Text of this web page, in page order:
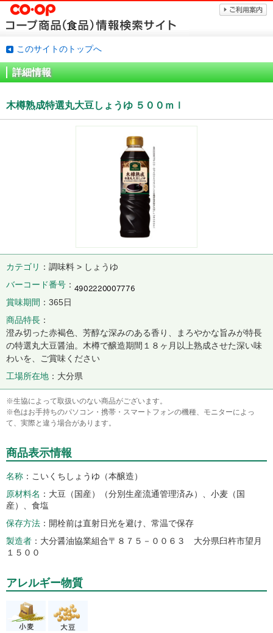
このサイトのトップへ
詳細情報
木樽熟成特選丸大豆しょうゆ ５００ｍｌ
カテゴリ
調味料 > しょうゆ
バーコード番号
賞味期間
365日
商品特長
澄み切った赤褐色、芳醇な深みのある香り、まろやかな旨みが特長
の特選丸大豆醤油。木樽で醸造期間１８ヶ月以上熟成させた深い味
わいを、ご賞味ください
工場所在地
大分県
※生協によって取扱いのない商品がございます。
※色はお手持ちのパソコン・携帯・スマートフォンの機種、モニターによっ
て、実際と違う場合があります。
商品表示情報
名称
こいくちしょうゆ（本醸造）
原材料名
大豆（国産）（分別生産流通管理済み）、小麦（国
産）、食塩
保存方法
開栓前は直射日光を避け、常温で保存
製造者
大分醤油協業組合〒８７５－００６３ 大分県臼杵市望月
１５００
アレルギー物質